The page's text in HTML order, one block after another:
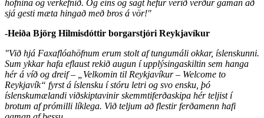
höfnina og verkefnið. Og eins og sagt hefur verið verður gaman að
sjá gesti mæta hingað með bros á vör!"
-Heiða Björg Hilmisdóttir borgarstjóri Reykjavíkur
"Við hjá Faxaflóahöfnum erum stolt af tungumáli okkar, íslenskunni.
Sum ykkar hafa eflaust rekið augun í upplýsingaskiltin sem hanga
hér á víð og dreif – „Velkomin til Reykjavíkur – Welcome to
Reykjavík“ fyrst á íslensku í stóru letri og svo ensku, þó
íslenskumælandi viðskiptavinir skemmtiferðaskipa hér teljist í
brotum af prómilli líklega. Við teljum að flestir ferðamenn hafi